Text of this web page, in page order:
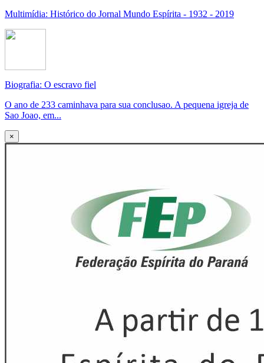
Multimídia: Histórico do Jornal Mundo Espírita - 1932 - 2019
Biografia: O escravo fiel
O ano de 233 caminhava para sua conclusao. A pequena igreja de
Sao Joao, em...
×